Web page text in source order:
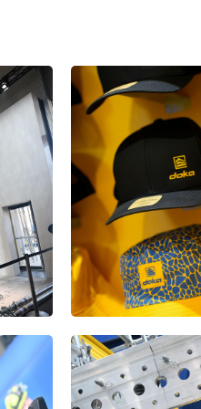
Open
Open